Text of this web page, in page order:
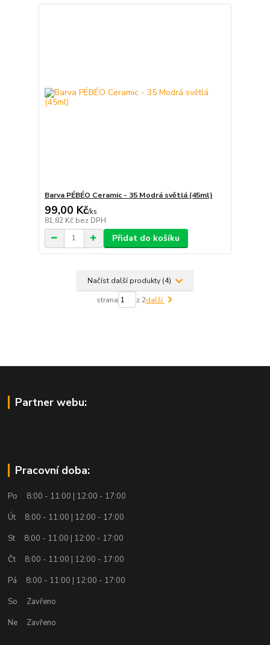
Barva PÉBÉO Ceramic - 35 Modrá světlá (45ml)
99,00 Kč/ks
81,82 Kč bez DPH
Přidat do košíku
Načíst další produkty (4)
strana z 2další
Partner webu:
Pracovní doba:
Po 8:00 - 11:00 | 12:00 - 17:00
Út 8:00 - 11:00 | 12:00 - 17:00
St 8:00 - 11:00 | 12:00 - 17:00
Čt 8:00 - 11:00 | 12:00 - 17:00
Pá 8:00 - 11:00 | 12:00 - 17:00
So Zavřeno
Ne Zavřeno